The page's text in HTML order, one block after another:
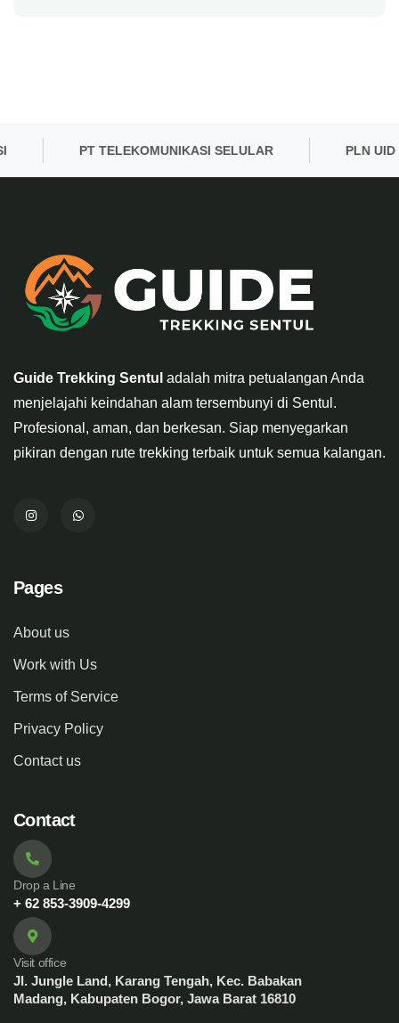
PT TELEKOMUNIKASI SELULAR PLN UID
Guide Trekking Sentul adalah mitra petualangan Anda
menjelajahi keindahan alam tersembunyi di Sentul.
Profesional, aman, dan berkesan. Siap menyegarkan
pikiran dengan rute trekking terbaik untuk semua kalangan.
Pages
About us
Work with Us
Terms of Service
Privacy Policy
Contact us
Contact
Drop a Line
+ 62 853-3909-4299
Visit office
Jl. Jungle Land, Karang Tengah, Kec. Babakan
Madang, Kabupaten Bogor, Jawa Barat 16810